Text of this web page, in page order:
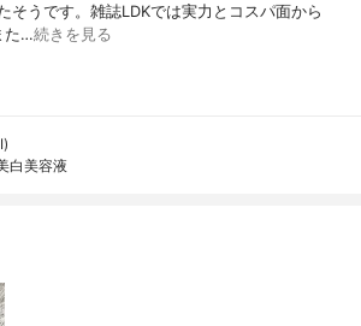
そうです。雑誌LDKでは実力とコスパ面から
た…続きを見る
白美容液